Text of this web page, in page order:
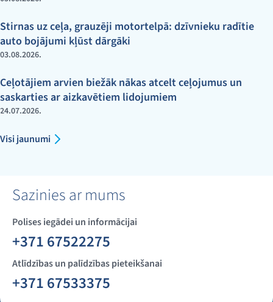
Stirnas uz ceļa, grauzēji motortelpā: dzīvnieku radītie
auto bojājumi kļūst dārgāki
03.08.2026.
Ceļotājiem arvien biežāk nākas atcelt ceļojumus un
saskarties ar aizkavētiem lidojumiem
24.07.2026.
Visi jaunumi
Sazinies ar mums
Polises iegādei un informācijai
+371 67522275
Atlīdzības un palīdzības pieteikšanai
+371 67533375